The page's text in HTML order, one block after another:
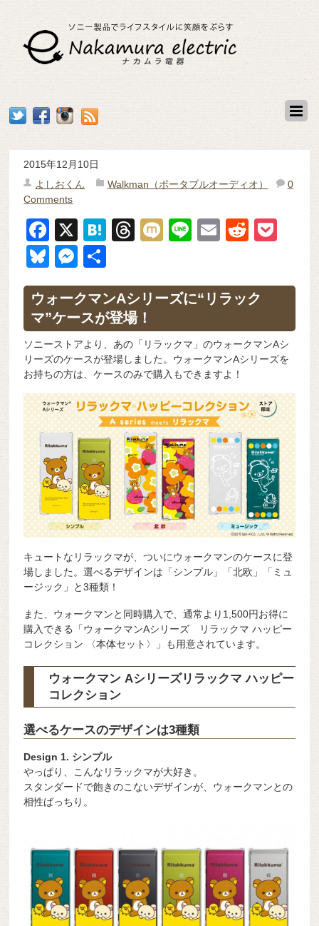
2015年12月10日
よしおくん
Walkman（ポータブルオーディオ）
0
Comments
F
a
c
e
b
o
o
k
X
H
n
a
T
a
d
s
M
Li
E
R
di
Bl
u
e
sk
y
M
e
ss
e
n
g
er
有
ウォークマンAシリーズに“リラック
マ”ケースが登場！
ソニーストアより、あの「リラックマ」のウォークマンAシ
リーズのケースが登場しました。ウォークマンAシリーズを
お持ちの方は、ケースのみで購入もできますよ！
キュートなリラックマが、ついにウォークマンのケースに登
場しました。選べるデザインは「シンプル」「北欧」「ミュ
ージック」と3種類！
また、ウォークマンと同時購入で、通常より1,500円お得に
購入できる「ウォークマンAシリーズ リラックマ ハッピー
コレクション 〈本体セット〉」も用意されています。
ウォークマン Aシリーズリラックマ ハッピー
コレクション
選べるケースのデザインは3種類
Design 1. シンプル
やっぱり、こんなリラックマが大好き。
スタンダードで飽きのこないデザインが、ウォークマンとの
相性ばっちり。